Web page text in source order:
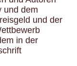
und dem
und der
in der